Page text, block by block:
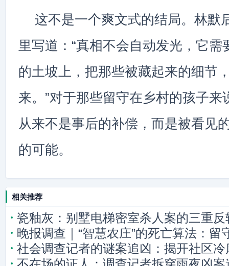
这不是一个爽文式的结局。林默
里写道：“真相不会自动发光，它需
的土坡上，把那些被藏起来的细节
来。”对于那些留守在乡村的孩子来
从来不是事后的补偿，而是被看见
的可能。
相关推荐
瓷釉灰：别墅电梯密室杀人案的三重反
晚报调查｜“智慧农庄”的死亡算法：留
被AI收割？
社会调查记者的谜案追凶：揭开社区